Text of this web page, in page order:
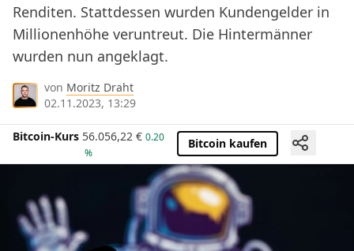
Renditen. Stattdessen wurden Kundengelder in
Millionenhöhe veruntreut. Die Hintermänner
wurden nun angeklagt.
von Moritz Draht
02.11.2023, 13:29
Bitcoin-Kurs 56.056,22 € 0.20
%
Bitcoin kaufen